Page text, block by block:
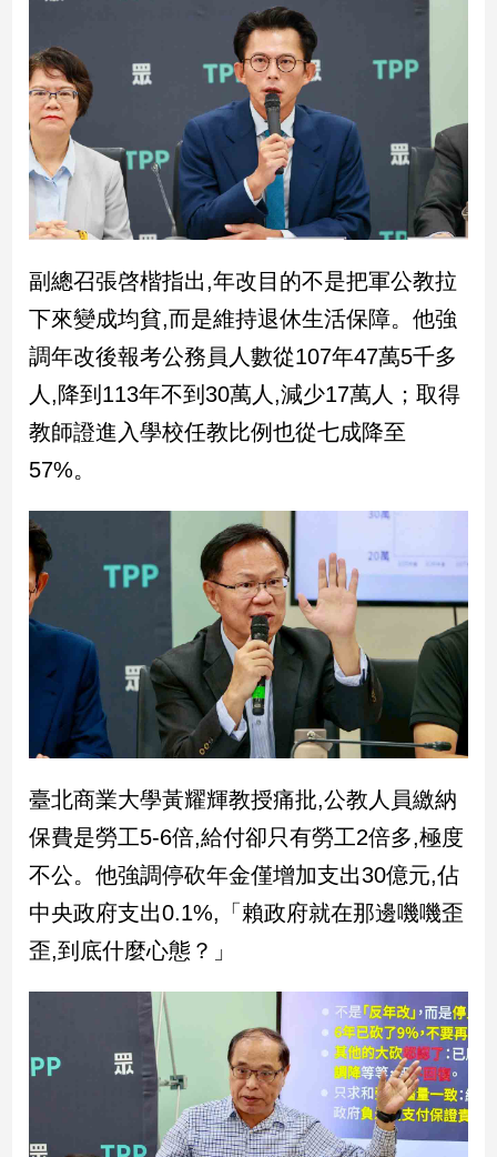
社
會/
地
方
新
冠
病
毒
專
區
台
灣
觀
南
台
灣
觀
點
娛
樂
娛
星
聞
流
行/
時
活
副總召張啓楷指出,年改目的不是把軍公教拉
下來變成均貧,而是維持退休生活保障。他強
調年改後報考公務員人數從107年47萬5千多
人,降到113年不到30萬人,減少17萬人；取得
教師證進入學校任教比例也從七成降至
57%。
臺北商業大學黃耀輝教授痛批,公教人員繳納
保費是勞工5-6倍,給付卻只有勞工2倍多,極度
不公。他強調停砍年金僅增加支出30億元,佔
中央政府支出0.1%,「賴政府就在那邊嘰嘰歪
歪,到底什麼心態？」